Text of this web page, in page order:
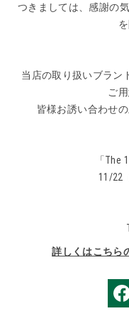
つきましては、感謝の気
当店の取り扱いブラン
ご
皆様お誘い合わせ
「The
11/22
詳しくはこちら